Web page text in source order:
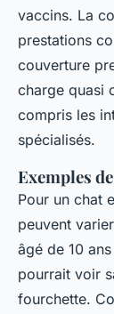
vaccins. La
prestations
couverture
charge quasi
compris les
spécialisés.
Exemples
Pour un chat
peuvent
âgé de 10
pourrait voir
fourchette.